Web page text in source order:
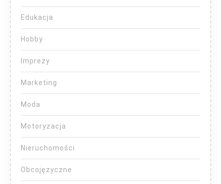
Edukacja
Hobby
Imprezy
Marketing
Moda
Motoryzacja
Nieruchomości
Obcojęzyczne